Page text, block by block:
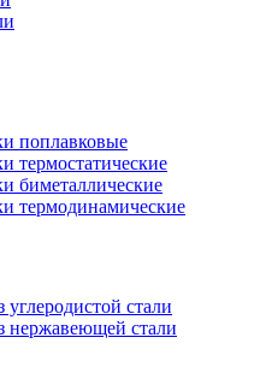
поплавковые
термостатические
биметаллические
термодинамические
стали
нержавеющей стали